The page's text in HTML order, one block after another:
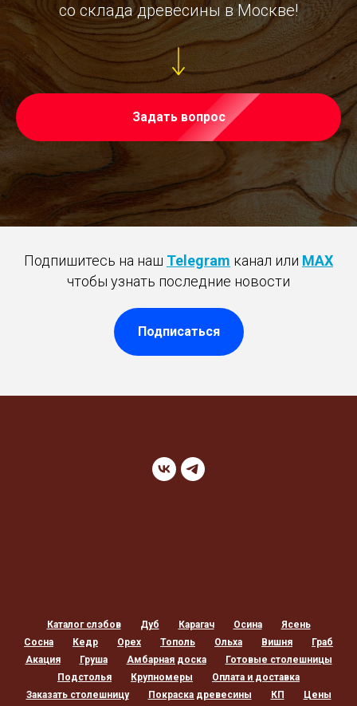
со склада древесины в Москве!
Задать вопрос
Подпишитесь на наш Telegram канал или MAX
чтобы узнать последние новости
Подписаться
Каталог слэбов Дуб Карагач Осина
Ясень
Сосна
Кедр Орех Тополь Ольха Вишня
Граб
Акация
Груша Амбарная доска
Готовые столешницы
Подстолья
Крупномеры
Оплата и доставка
Заказать столешницу
Покраска древесины КП Цены